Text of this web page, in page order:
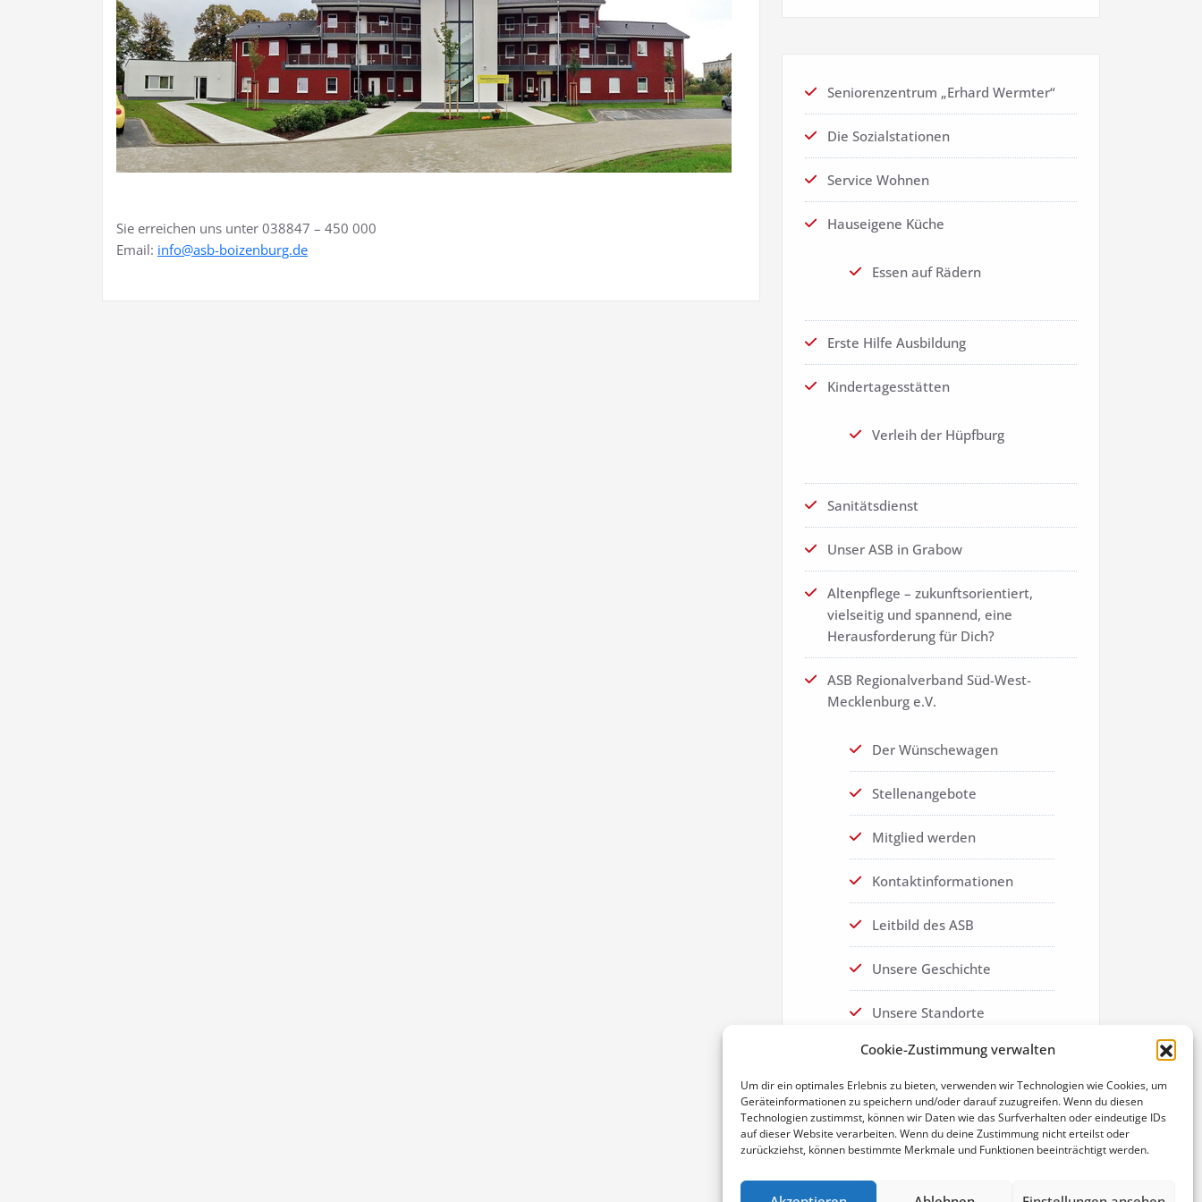
Cookie-Zustimmung verwalten
Um dir ein optimales Erlebnis zu bieten, verwenden wir Technologien wie Cookies, um
Geräteinformationen zu speichern und/oder darauf zuzugreifen. Wenn du diesen
Technologien zustimmst, können wir Daten wie das Surfverhalten oder eindeutige IDs
auf dieser Website verarbeiten. Wenn du deine Zustimmung nicht erteilst oder
zurückziehst, können bestimmte Merkmale und Funktionen beeinträchtigt werden.
Sie erreichen uns unter 038847 – 450 000
Email: info@asb-boizenburg.de
Seniorenzentrum „Erhard Wermter“
Die Sozialstationen
Service Wohnen
Hauseigene Küche
Essen auf Rädern
Erste Hilfe Ausbildung
Kindertagesstätten
Verleih der Hüpfburg
Sanitätsdienst
Unser ASB in Grabow
Altenpflege – zukunftsorientiert,
vielseitig und spannend, eine
Herausforderung für Dich?
ASB Regionalverband Süd-West-
Mecklenburg e.V.
Der Wünschewagen
Stellenangebote
Mitglied werden
Kontaktinformationen
Leitbild des ASB
Unsere Geschichte
Unsere Standorte
Datenschutz
Cookie-Richtlinie (EU)
Impressum